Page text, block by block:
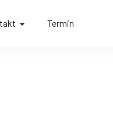
Termin